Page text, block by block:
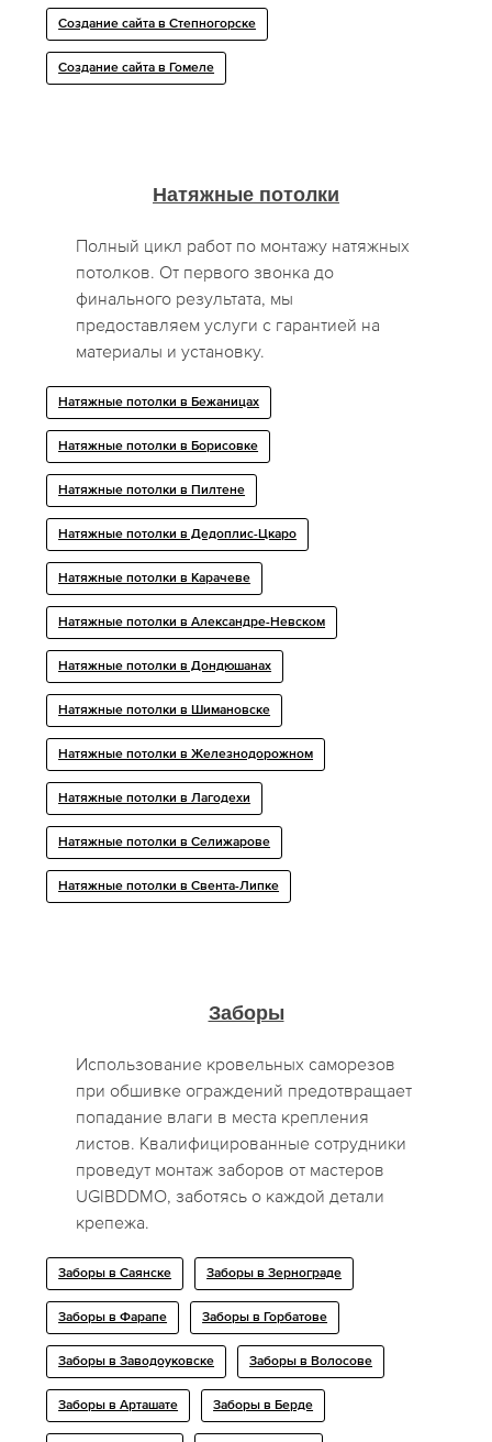
Создание сайта в Степногорске
Создание сайта в Гомеле
Натяжные потолки
Полный цикл работ по монтажу натяжных
потолков. От первого звонка до
финального результата, мы
предоставляем услуги с гарантией на
материалы и установку.
Натяжные потолки в Бежаницах
Натяжные потолки в Борисовке
Натяжные потолки в Пилтене
Натяжные потолки в Дедоплис-Цкаро
Натяжные потолки в Карачеве
Натяжные потолки в Александре-Невском
Натяжные потолки в Дондюшанах
Натяжные потолки в Шимановске
Натяжные потолки в Железнодорожном
Натяжные потолки в Лагодехи
Натяжные потолки в Селижарове
Натяжные потолки в Свента-Липке
Заборы
Использование кровельных саморезов
при обшивке ограждений предотвращает
попадание влаги в места крепления
листов. Квалифицированные сотрудники
проведут монтаж заборов от мастеров
UGIBDDMO, заботясь о каждой детали
крепежа.
Заборы в Саянске Заборы в Зернограде
Заборы в Фарапе Заборы в Горбатове
Заборы в Заводоуковске Заборы в Волосове
Заборы в Арташате Заборы в Берде